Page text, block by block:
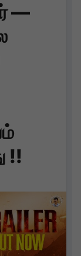
—
!!